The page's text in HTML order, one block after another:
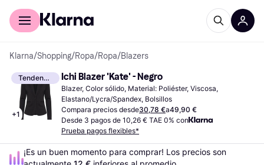
Comprar con Klarna
Klarna/Shopping/Ropa/Ropa/Blazers
Tendencia
+1
Ichi Blazer 'Kate' - Negro
Blazer, Color sólido, Material: Poliéster, Viscosa,
Elastano/Lycra/Spandex, Bolsillos
Compara precios desde30,78 €a49,90 €
Desde 3 pagos de 10,26 € TAE 0% con
Prueba pagos flexibles*
¡Es un buen momento para comprar! Los precios son